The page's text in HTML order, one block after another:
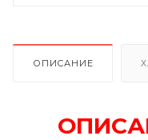
ОПИСАНИЕ